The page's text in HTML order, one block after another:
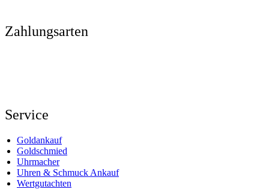
Zahlungsarten
Service
Goldankauf
Goldschmied
Uhrmacher
Uhren & Schmuck Ankauf
Wertgutachten